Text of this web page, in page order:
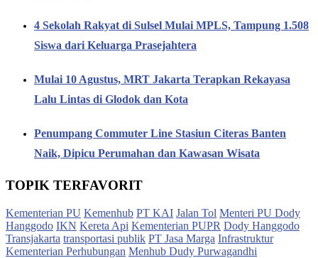
4 Sekolah Rakyat di Sulsel Mulai MPLS, Tampung 1.508
Siswa dari Keluarga Prasejahtera
Mulai 10 Agustus, MRT Jakarta Terapkan Rekayasa
Lalu Lintas di Glodok dan Kota
Penumpang Commuter Line Stasiun Citeras Banten
Naik, Dipicu Perumahan dan Kawasan Wisata
TOPIK TERFAVORIT
Kementerian PU Kemenhub PT KAI Jalan Tol Menteri PU Dody
Hanggodo IKN Kereta Api Kementerian PUPR Dody Hanggodo
Transjakarta transportasi publik PT Jasa Marga Infrastruktur
Kementerian Perhubungan Menhub Dudy Purwagandhi